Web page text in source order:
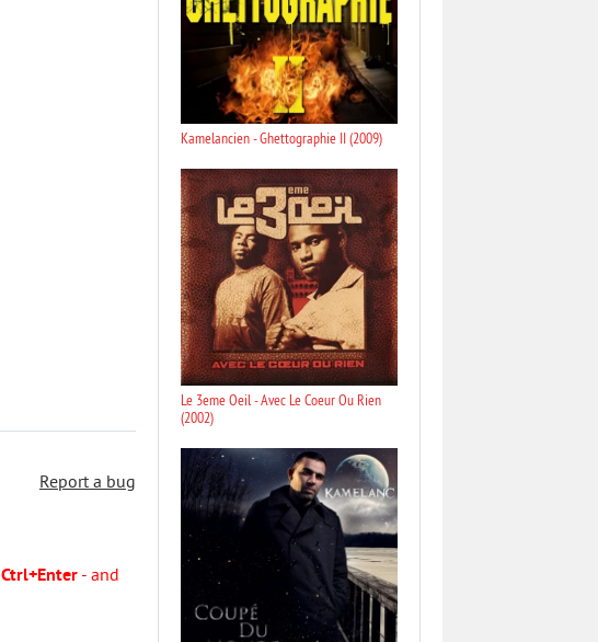
Report a bug
Ctrl+Enter - and
Kamelancien - Ghettographie II (2009)
Le 3eme Oeil - Avec Le Coeur Ou Rien
(2002)